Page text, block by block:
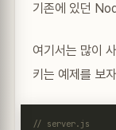
기존에 있던
여기서는 많이
키는 예제를 보